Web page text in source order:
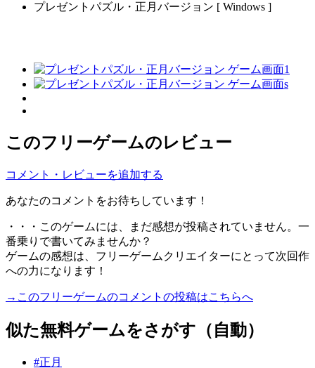
プレゼントパズル・正月バージョン [ Windows ]
このフリーゲームのレビュー
コメント・レビューを追加する
あなたのコメントをお待ちしています！
・・・このゲームには、まだ感想が投稿されていません。一
番乗りで書いてみませんか？
ゲームの感想は、フリーゲームクリエイターにとって次回作
への力になります！
→このフリーゲームのコメントの投稿はこちらへ
似た無料ゲームをさがす（自動）
#正月